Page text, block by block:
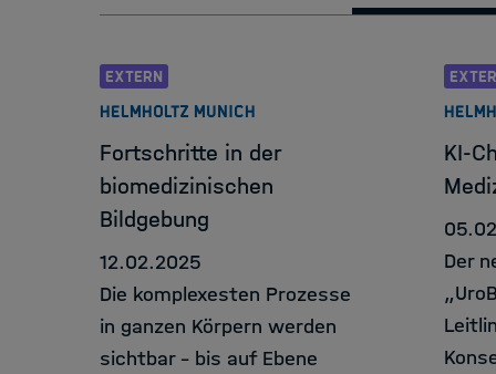
EXTERN
HELMHOLTZ MUNICH
Fortschritte in der
biomedizinischen
Bildgebung
12.02.2025
Die komplexesten Prozesse
in ganzen Körpern werden
sichtbar - bis auf Ebene
KI-
Der